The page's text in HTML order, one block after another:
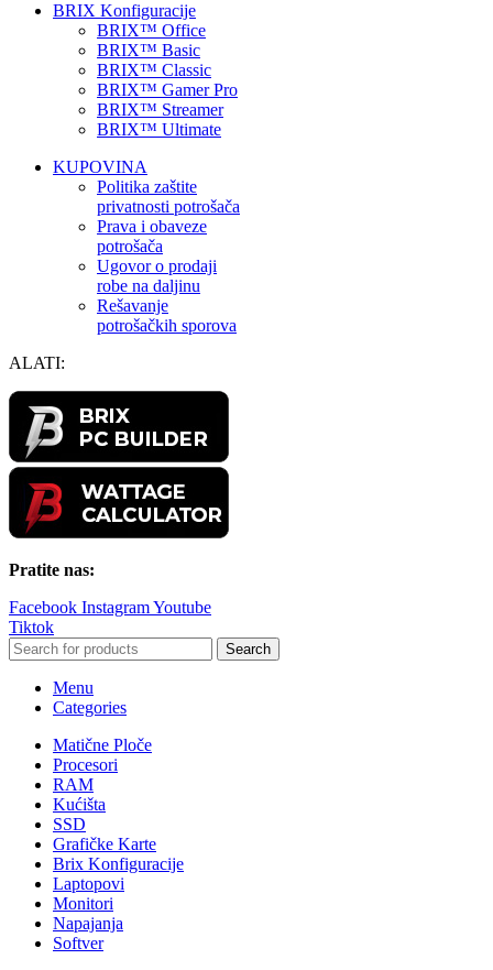
BRIX Konfiguracije
BRIX™ Office
BRIX™ Basic
BRIX™ Classic
BRIX™ Gamer Pro
BRIX™ Streamer
BRIX™ Ultimate
KUPOVINA
Politika zaštite
privatnosti potrošača
Prava i obaveze
potrošača
Ugovor o prodaji
robe na daljinu
Rešavanje
potrošačkih sporova
ALATI:
Pratite nas:
Facebook InstagramYoutube
Tiktok
Search
Menu
Categories
Matične Ploče
Procesori
RAM
Kućišta
SSD
Grafičke Karte
Brix Konfiguracije
Laptopovi
Monitori
Napajanja
Softver